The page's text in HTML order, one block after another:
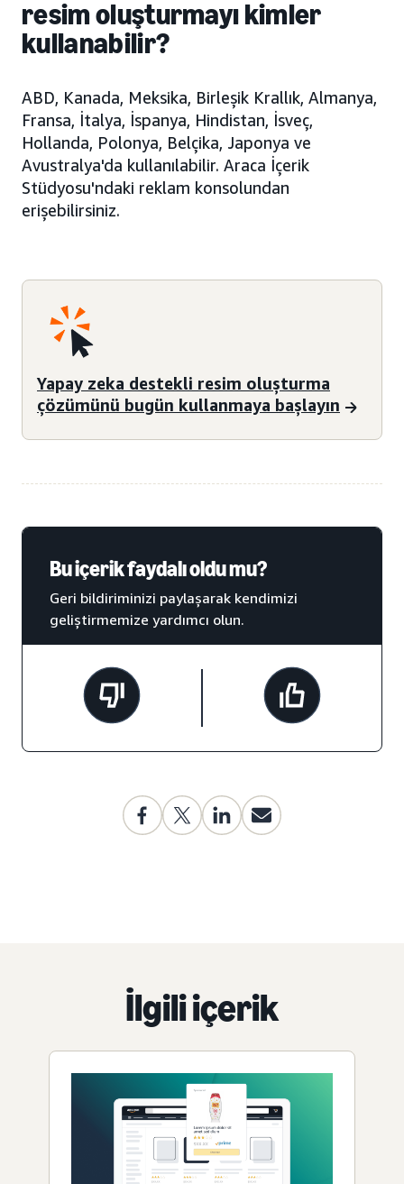
resim oluşturmayı kimler
kullanabilir?
ABD, Kanada, Meksika, Birleşik Krallık, Almanya,
Fransa, İtalya, İspanya, Hindistan, İsveç,
Hollanda, Polonya, Belçika, Japonya ve
Avustralya'da kullanılabilir. Araca İçerik
Stüdyosu'ndaki reklam konsolundan
erişebilirsiniz.
Yapay zeka destekli resim oluşturma
çözümünü bugün kullanmaya başlayın
Bu içerik faydalı oldu mu?
Geri bildiriminizi paylaşarak kendimizi
geliştirmemize yardımcı olun.
İlgili içerik